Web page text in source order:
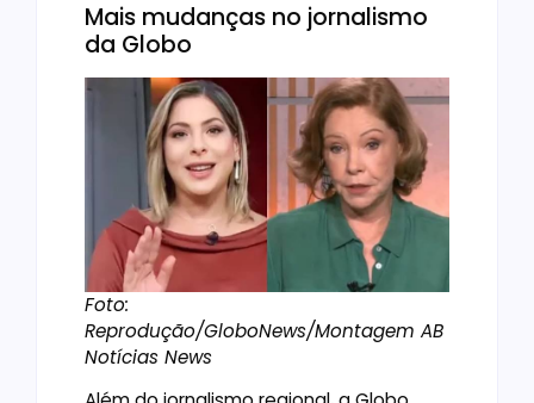
Mais mudanças no jornalismo
da Globo
Foto:
Reprodução/GloboNews/Montagem AB
Notícias News